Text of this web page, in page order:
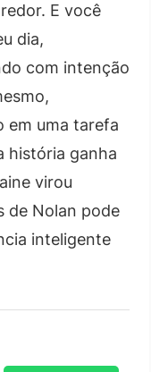
E você
dia,
com intenção
em uma tarefa
história ganha
virou
de Nolan pode
inteligente